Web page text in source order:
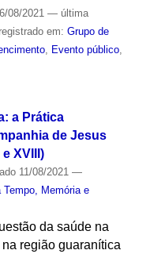
08/2021 — última
em: Grupo de
, Evento público,
a Prática
de Jesus
XVIII)
11/08/2021 —
Memória e
da saúde na
região guaranítica